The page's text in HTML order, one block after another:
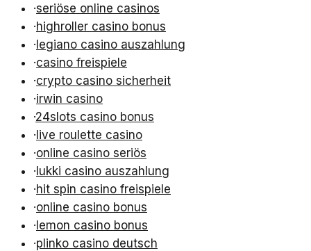
·seriöse online casinos
·highroller casino bonus
·legiano casino auszahlung
·casino freispiele
·crypto casino sicherheit
·irwin casino
·24slots casino bonus
·live roulette casino
·online casino seriös
·lukki casino auszahlung
·hit spin casino freispiele
·online casino bonus
·lemon casino bonus
·plinko casino deutsch